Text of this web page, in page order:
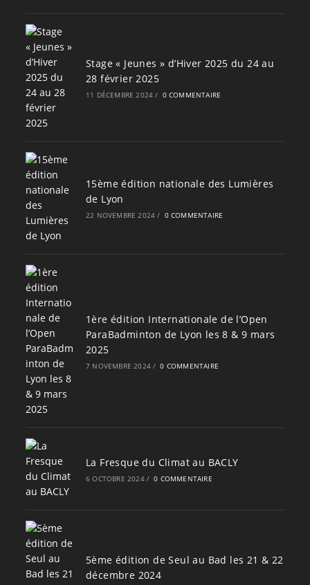
Stage « Jeunes » d’Hiver 2025 du 24 au
28 février 2025
11 DÉCEMBRE 2024 / 0 COMMENTAIRE
15ème édition nationale des Lumières
de Lyon
22 NOVEMBRE 2024 / 0 COMMENTAIRE
1ère édition Internationale de l’Open
ParaBadminton de Lyon les 8 & 9 mars
2025
7 NOVEMBRE 2024 / 0 COMMENTAIRE
La Fresque du Climat au BACLY
6 OCTOBRE 2024 / 0 COMMENTAIRE
5ème édition de Seul au Bad les 21 & 22
décembre 2024